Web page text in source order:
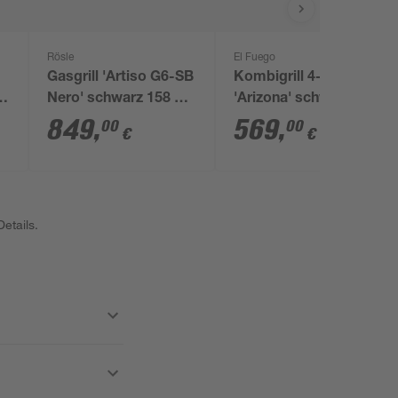
Rösle
Gasgrill 'Artiso G6-SB
Nero' schwarz 158 x
114,5 x 53 cm
849,00 €
El Fuego
Kombigrill 4-in1
'Arizona' schwarz 203
x 127 x 60 cm
569,00 €